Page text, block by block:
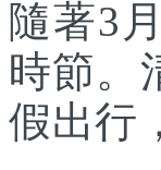
隨著3
時節。
假出行